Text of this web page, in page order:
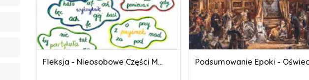
Fleksja - Nieosobowe Części Mowy